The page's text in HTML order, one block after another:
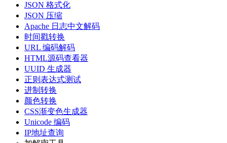
JSON 格式化
JSON 压缩
Apache 日志中文解码
时间戳转换
URL 编码解码
HTML源码查看器
UUID 生成器
正则表达式测试
进制转换
颜色转换
CSS渐变色生成器
Unicode 编码
IP地址查询